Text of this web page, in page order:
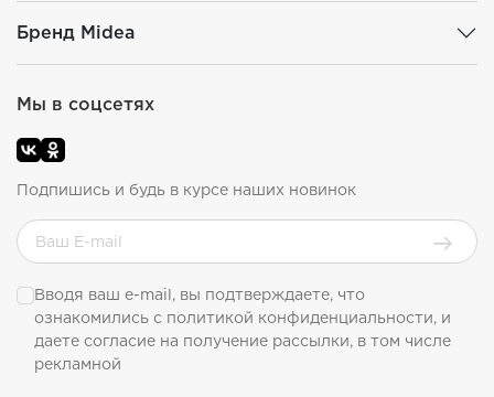
Бренд Midea
Мы в соцсетях
Подпишись и будь в курсе наших новинок
Вводя ваш e-mail, вы подтверждаете, что
ознакомились с политикой конфиденциальности, и
даете согласие на получение рассылки, в том числе
рекламной